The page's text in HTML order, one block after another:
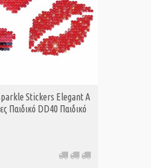
Stickers Elegant Α
Παιδικό DD40 Παιδικό